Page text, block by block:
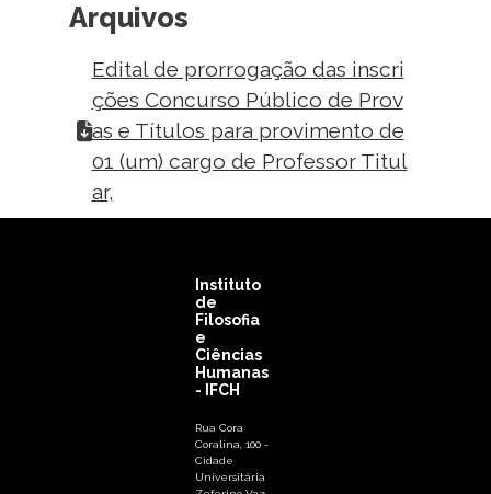
Arquivos
Edital de prorrogação das inscri
ções Concurso Público de Prov
as e Títulos para provimento de
01 (um) cargo de Professor Titul
ar,
Instituto
de
Filosofia
e
Ciências
Humanas
- IFCH
Rua Cora
Coralina, 100 -
Cidade
Universitária